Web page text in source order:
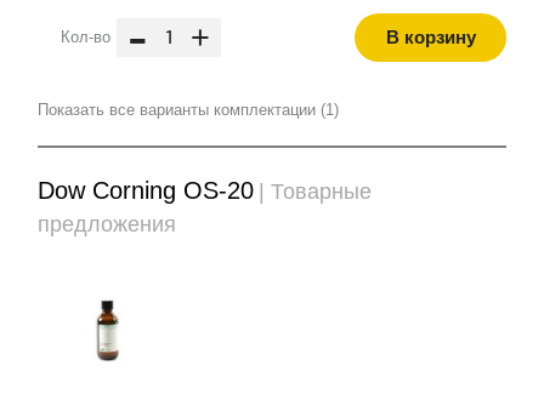
Кол-во - + В корзину
Показать все варианты комплектации (1)
Dow Corning OS-20 | Товарные
предложения